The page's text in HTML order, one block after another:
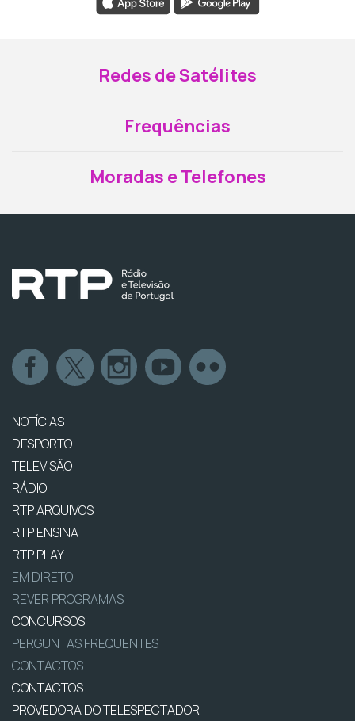
Redes de Satélites
Frequências
Moradas e Telefones
NOTÍCIAS
DESPORTO
TELEVISÃO
RÁDIO
RTP ARQUIVOS
RTP ENSINA
RTP PLAY
EM DIRETO
REVER PROGRAMAS
CONCURSOS
PERGUNTAS FREQUENTES
CONTACTOS
CONTACTOS
PROVEDORA DO TELESPECTADOR